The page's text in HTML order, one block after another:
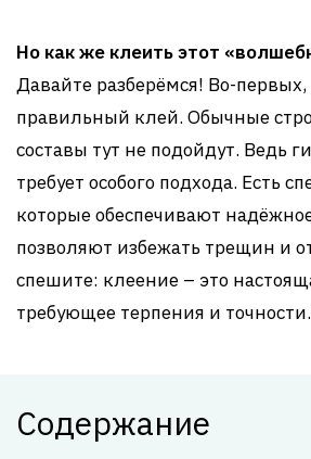
Но как же клеить этот
Давайте разберёмся! Во-первых,
правильный клей. Обычные
составы тут не подойдут. Ведь
требует особого подхода. Есть
которые обеспечивают
позволяют избежать трещин и
спешите: клеение – это
требующее терпения и точности.
Содержание